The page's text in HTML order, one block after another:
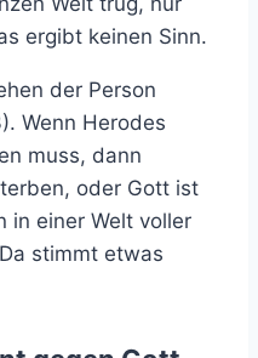
ergibt keinen Sinn.
der Person
Wenn Herodes
muss, dann
oder Gott ist
in einer Welt voller
stimmt etwas